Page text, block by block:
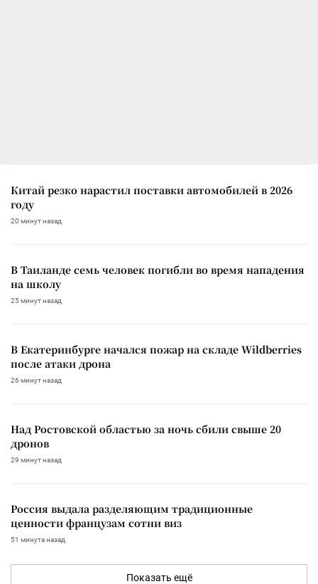
Китай резко нарастил поставки автомобилей в 2026
году
20 минут назад
В Таиланде семь человек погибли во время нападения
на школу
25 минут назад
В Екатеринбурге начался пожар на складе Wildberries
после атаки дрона
26 минут назад
Над Ростовской областью за ночь сбили свыше 20
дронов
29 минут назад
Россия выдала разделяющим традиционные
ценности французам сотни виз
51 минута назад
Показать ещё